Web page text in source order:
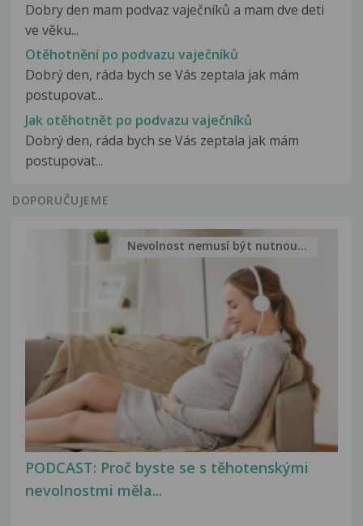
Dobry den mam podvaz vaječníků a mam dve deti
ve věku...
Otěhotnění po podvazu vaječníků
Dobrý den, ráda bych se Vás zeptala jak mám
postupovat...
Jak otěhotnět po podvazu vaječníků
Dobrý den, ráda bych se Vás zeptala jak mám
postupovat...
DOPORUČUJEME
PODCAST: Proč byste se s těhotenskými
nevolnostmi měla...
Nevolnost nemusí být nutnou...